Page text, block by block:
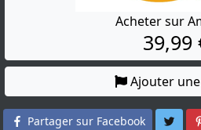
Acheter sur
39,99
Ajouter
Partager sur Facebook